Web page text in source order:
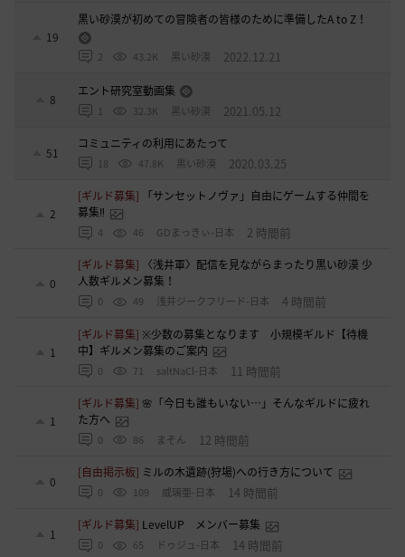
19
黒い砂漠が初めての冒険者の皆様のために準備したA to Z！
2 43.2K 黒い砂漠 2022.12.21
8
エント研究室動画集
1 32.3K 黒い砂漠 2021.05.12
51
コミュニティの利用にあたって
18 47.8K 黒い砂漠 2020.03.25
2
[ギルド募集]
「サンセットノヴァ」自由にゲームする仲間を
募集‼️
4 46 GDまっきぃ-日本 2 時間前
0
[ギルド募集]
〈浅井軍〉配信を見ながらまったり黒い砂漠 少
人数ギルメン募集！
0 49 浅井ジークフリード-日本 4 時間前
1
[ギルド募集] ※少数の募集となります 小規模ギルド【待機
中】ギルメン募集のご案内
0 71 saltNaCl-日本 11 時間前
1
[ギルド募集] 🌸「今日も誰もいない…」そんなギルドに疲れ
た方へ
0 86 まそん 12 時間前
0
[自由掲示板] ミルの木遺跡(狩場)への行き方について
0 109 威璃亜-日本 14 時間前
1
[ギルド募集] LevelUP メンバー募集
0 65 ドゥジュ-日本 14 時間前